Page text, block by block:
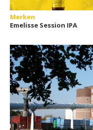
Merken
Emelisse Session IPA